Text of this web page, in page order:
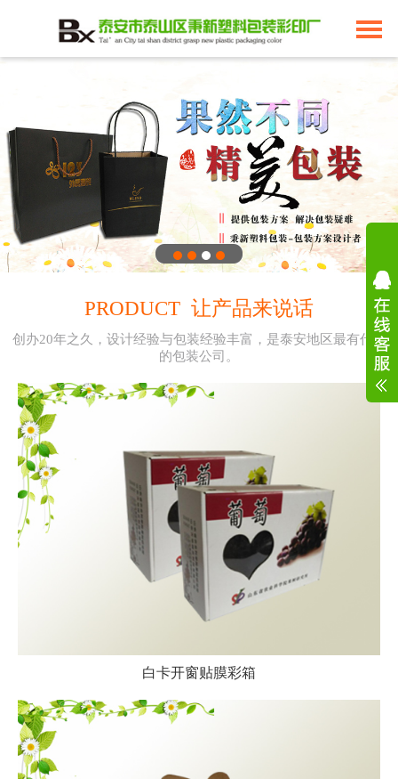
PRODUCT 让产品来说话
创办20年之久，设计经验与包装经验丰富，是泰安地区最有代表
的包装公司。
白卡开窗贴膜彩箱